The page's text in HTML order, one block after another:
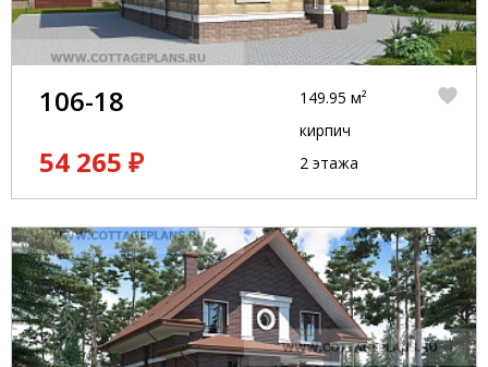
106-18
54 265 ₽
149.95 м²
кирпич
2 этажа